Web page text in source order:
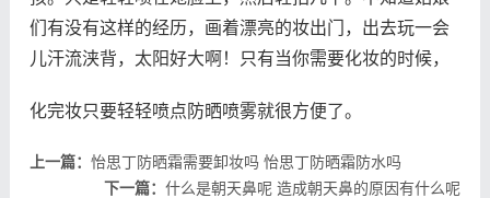
们有没有这样的经历，画着漂亮的妆出门，出去玩一会
儿汗流浃背，太阳好大啊！只有当你需要化妆的时候，
化完妆只要轻轻喷点防晒喷雾就很方便了。
上一篇： 怡思丁防晒霜需要卸妆吗 怡思丁防晒霜防水吗
下一篇：什么是朝天鼻呢 造成朝天鼻的原因有什么呢